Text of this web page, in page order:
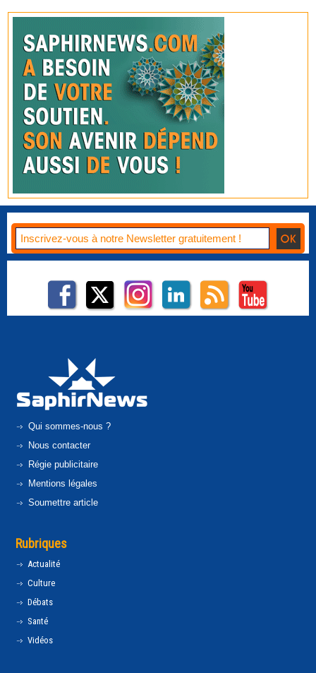
Qui sommes-nous ?
Nous contacter
Régie publicitaire
Mentions légales
Soumettre article
Rubriques
Actualité
Culture
Débats
Santé
Vidéos